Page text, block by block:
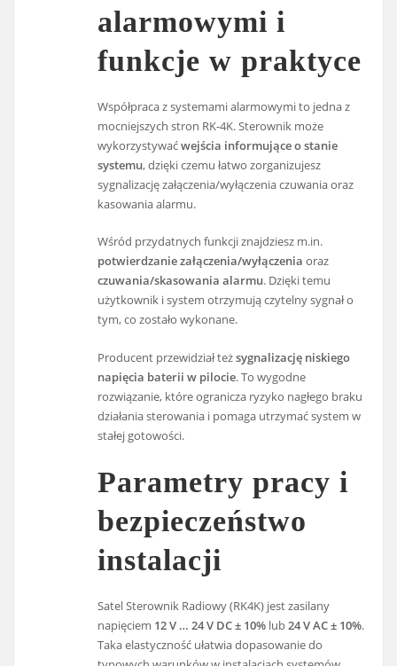
alarmowymi i
funkcje w praktyce
Współpraca z systemami alarmowymi to jedna z
mocniejszych stron RK-4K. Sterownik może
wykorzystywaćwejścia informujące o stanie
systemu, dzięki czemu łatwo zorganizujesz
sygnalizację załączenia/wyłączenia czuwania oraz
kasowania alarmu.
Wśród przydatnych funkcji znajdziesz m.in.
potwierdzanie załączenia/wyłączenia oraz
czuwania/skasowania alarmu. Dzięki temu
użytkownik i system otrzymują czytelny sygnał o
tym, co zostało wykonane.
Producent przewidział teżsygnalizację niskiego
napięcia baterii w pilocie. To wygodne
rozwiązanie, które ogranicza ryzyko nagłego braku
działania sterowania i pomaga utrzymać system w
stałej gotowości.
Parametry pracy i
bezpieczeństwo
instalacji
Satel Sterownik Radiowy (RK4K) jest zasilany
napięciem 12 V … 24 V DC ± 10% lub24 V AC ± 10%.
Taka elastyczność ułatwia dopasowanie do